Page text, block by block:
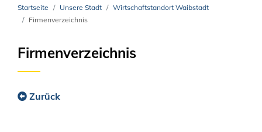
Startseite Unsere Stadt
Wirtschaftstandort Waibstadt
Firmenverzeichnis
Firmenverzeichnis
Zurück